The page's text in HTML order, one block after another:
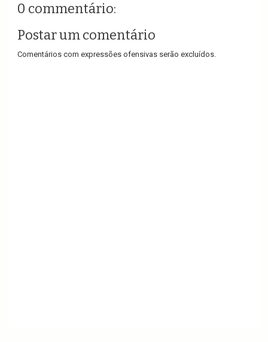
0 commentário:
Postar um comentário
Comentários com expressões ofensivas serão excluídos.